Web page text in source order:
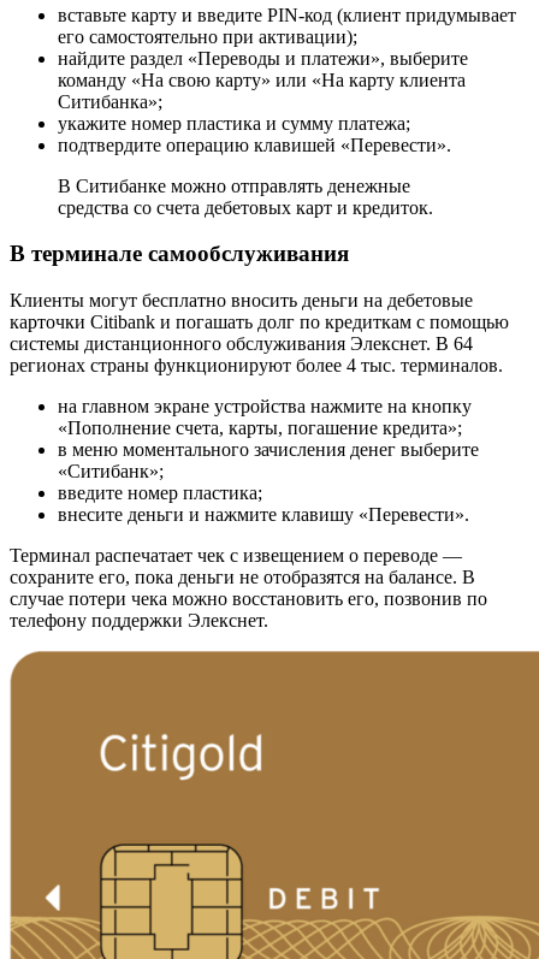
вставьте карту и введите PIN-код (клиент придумывает
его самостоятельно при активации);
найдите раздел «Переводы и платежи», выберите
команду «На свою карту» или «На карту клиента
Ситибанка»;
укажите номер пластика и сумму платежа;
подтвердите операцию клавишей «Перевести».
В Ситибанке можно отправлять денежные
средства со счета дебетовых карт и кредиток.
В терминале самообслуживания
Клиенты могут бесплатно вносить деньги на дебетовые
карточки Citibank и погашать долг по кредиткам с помощью
системы дистанционного обслуживания Элекснет. В 64
регионах страны функционируют более 4 тыс. терминалов.
на главном экране устройства нажмите на кнопку
«Пополнение счета, карты, погашение кредита»;
в меню моментального зачисления денег выберите
«Ситибанк»;
введите номер пластика;
внесите деньги и нажмите клавишу «Перевести».
Терминал распечатает чек с извещением о переводе —
сохраните его, пока деньги не отобразятся на балансе. В
случае потери чека можно восстановить его, позвонив по
телефону поддержки Элекснет.